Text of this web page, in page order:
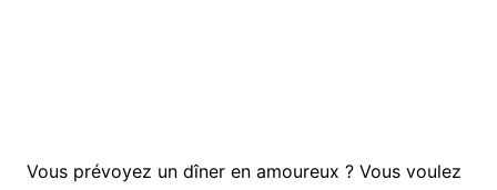
Vous prévoyez un dîner en amoureux ? Vous voulez